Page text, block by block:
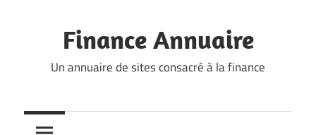
Finance Annuaire
Un annuaire de sites consacré à la finance